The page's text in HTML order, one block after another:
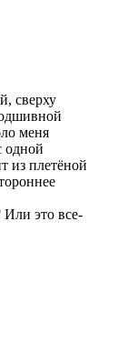
сверху
меня
одной
из плетёной
Или это все-